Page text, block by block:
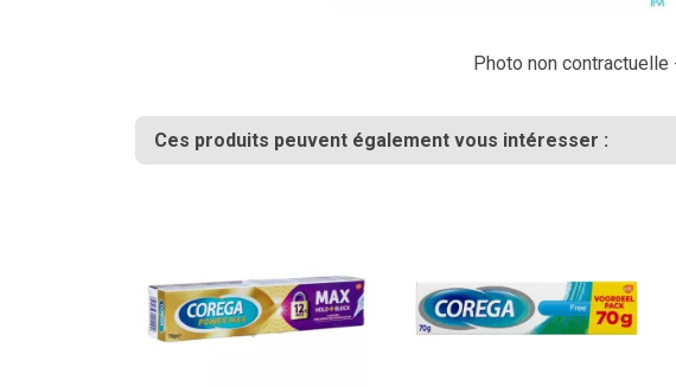
Photo non
Ces produits peuvent également vous intéresser :